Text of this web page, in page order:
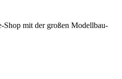
Shop mit der großen Modellbau-